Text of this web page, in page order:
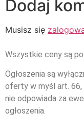
Dodaj
Musisz się
Wszystkie ceny są
Ogłoszenia są
oferty w myśl art. 66,
nie odpowiada za
ogłoszenia.